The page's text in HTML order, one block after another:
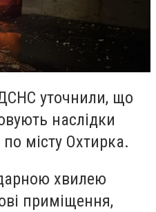
уточнили, що
наслідки
місту Охтирка.
хвилею
приміщення,